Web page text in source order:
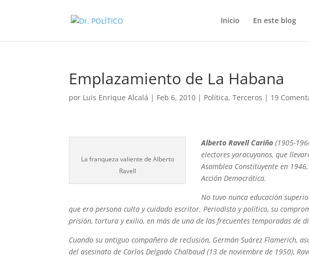
Inicio En este blog
Emplazamiento de La Habana
por Luis Enrique Alcalá | Feb 6, 2010 | Política,Terceros | 19
La franqueza valiente de Alberto
Ravell
Alberto Ravell Cariño (1905-
electores yaracuyanos, que
Asamblea Constituyente en
Acción Democrática.
No tuvo nunca educación
que era persona culta y cuidado escritor. Periodista y político, su
prisión, tortura y exilio, en más de una de las frecuentes temporadas de
Cuando su antiguo compañero de reclusión, Germán Suárez Flamerich,
del asesinato de Carlos Delgado Chalbaud (13 de noviembre de 1950),